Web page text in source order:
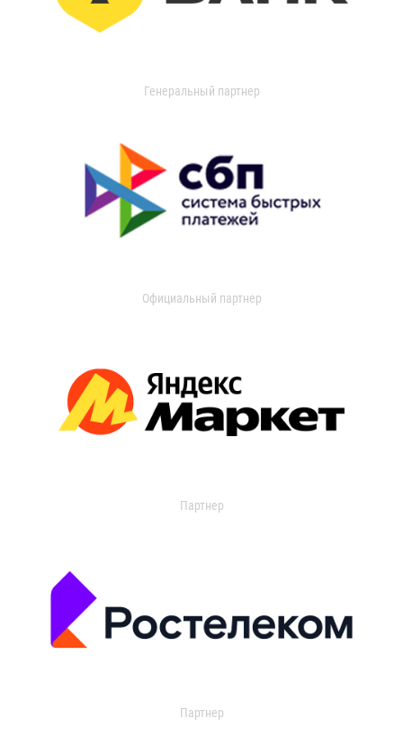
Генеральный партнер
Официальный партнер
Партнер
Партнер